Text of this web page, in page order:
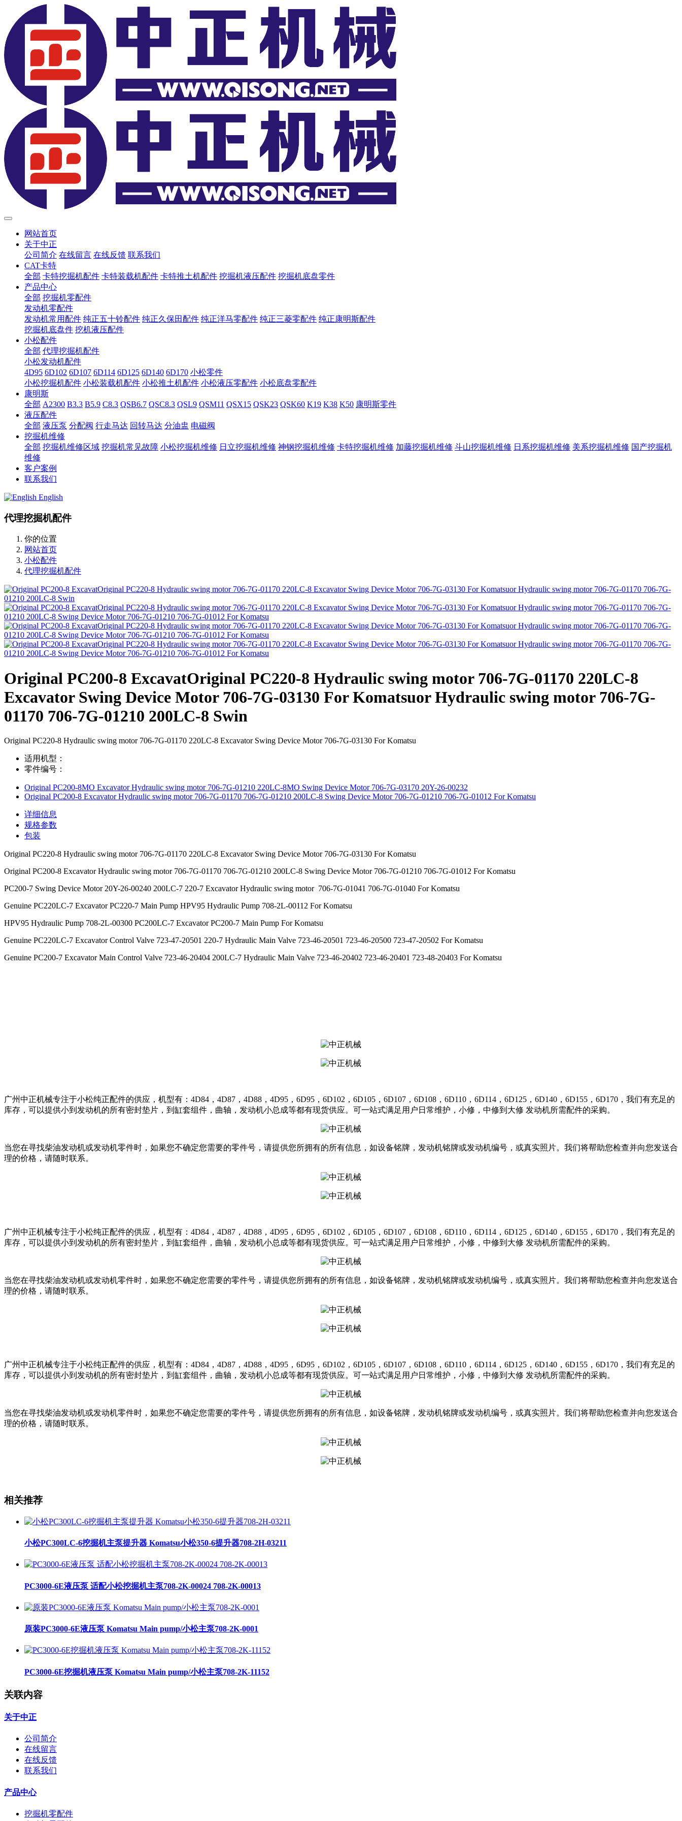
网站首页
关于中正
公司简介 在线留言 在线反馈 联系我们
CAT卡特
全部 卡特挖掘机配件 卡特装载机配件 卡特推土机配件 挖掘机液压配件 挖掘机底盘零件
产品中心
全部 挖掘机零配件
发动机零配件
发动机常用配件 纯正五十铃配件 纯正久保田配件 纯正洋马零配件 纯正三菱零配件 纯正康明斯配件
挖掘机底盘件 挖机液压配件
小松配件
全部 代理挖掘机配件
小松发动机配件
4D95 6D102 6D107 6D114 6D125 6D140 6D170 小松零件
小松挖掘机配件 小松装载机配件 小松推土机配件 小松液压零配件 小松底盘零配件
康明斯
全部 A2300 B3.3 B5.9 C8.3 QSB6.7 QSC8.3 QSL9 QSM11 QSX15 QSK23 QSK60 K19 K38 K50 康明斯零件
液压配件
全部 液压泵 分配阀 行走马达 回转马达 分油盅 电磁阀
挖掘机维修
全部 挖掘机维修区域 挖掘机常见故障 小松挖掘机维修 日立挖掘机维修 神钢挖掘机维修 卡特挖掘机维修 加藤挖掘机维修 斗山挖掘机维修 日系挖掘机维修 美系挖掘机维修 国产挖掘机
维修
客户案例
联系我们
English
代理挖掘机配件
你的位置
网站首页
小松配件
代理挖掘机配件
Original PC200-8 ExcavatOriginal PC220-8 Hydraulic swing motor 706-7G-01170 220LC-8
Excavator Swing Device Motor 706-7G-03130 For Komatsuor Hydraulic swing motor 706-7G-
01170 706-7G-01210 200LC-8 Swin
Original PC220-8 Hydraulic swing motor 706-7G-01170 220LC-8 Excavator Swing Device Motor 706-7G-03130 For Komatsu
适用机型：
零件编号：
Original PC200-8MO Excavator Hydraulic swing motor 706-7G-01210 220LC-8MO Swing Device Motor 706-7G-03170 20Y-26-00232
Original PC200-8 Excavator Hydraulic swing motor 706-7G-01170 706-7G-01210 200LC-8 Swing Device Motor 706-7G-01210 706-7G-01012 For Komatsu
详细信息
规格参数
包装
Original PC220-8 Hydraulic swing motor 706-7G-01170 220LC-8 Excavator Swing Device Motor 706-7G-03130 For Komatsu
Original PC200-8 Excavator Hydraulic swing motor 706-7G-01170 706-7G-01210 200LC-8 Swing Device Motor 706-7G-01210 706-7G-01012 For Komatsu
PC200-7 Swing Device Motor 20Y-26-00240 200LC-7 220-7 Excavator Hydraulic swing motor 706-7G-01041 706-7G-01040 For Komatsu
Genuine PC220LC-7 Excavator PC220-7 Main Pump HPV95 Hydraulic Pump 708-2L-00112 For Komatsu
HPV95 Hydraulic Pump 708-2L-00300 PC200LC-7 Excavator PC200-7 Main Pump For Komatsu
Genuine PC220LC-7 Excavator Control Valve 723-47-20501 220-7 Hydraulic Main Valve 723-46-20501 723-46-20500 723-47-20502 For Komatsu
Genuine PC200-7 Excavator Main Control Valve 723-46-20404 200LC-7 Hydraulic Main Valve 723-46-20402 723-46-20401 723-48-20403 For Komatsu
广州中正机械专注于小松纯正配件的供应，机型有：4D84，4D87，4D88，4D95，6D95，6D102，6D105，6D107，6D108，6D110，6D114，6D125，6D140，6D155，6D170，我们有充足的
库存，可以提供小到发动机的所有密封垫片，到缸套组件，曲轴，发动机小总成等都有现货供应。可一站式满足用户日常维护，小修，中修到大修 发动机所需配件的采购。
当您在寻找柴油发动机或发动机零件时，如果您不确定您需要的零件号，请提供您所拥有的所有信息，如设备铭牌，发动机铭牌或发动机编号，或真实照片。我们将帮助您检查并向您发送合
理的价格，请随时联系。
广州中正机械专注于小松纯正配件的供应，机型有：4D84，4D87，4D88，4D95，6D95，6D102，6D105，6D107，6D108，6D110，6D114，6D125，6D140，6D155，6D170，我们有充足的
库存，可以提供小到发动机的所有密封垫片，到缸套组件，曲轴，发动机小总成等都有现货供应。可一站式满足用户日常维护，小修，中修到大修 发动机所需配件的采购。
当您在寻找柴油发动机或发动机零件时，如果您不确定您需要的零件号，请提供您所拥有的所有信息，如设备铭牌，发动机铭牌或发动机编号，或真实照片。我们将帮助您检查并向您发送合
理的价格，请随时联系。
广州中正机械专注于小松纯正配件的供应，机型有：4D84，4D87，4D88，4D95，6D95，6D102，6D105，6D107，6D108，6D110，6D114，6D125，6D140，6D155，6D170，我们有充足的
库存，可以提供小到发动机的所有密封垫片，到缸套组件，曲轴，发动机小总成等都有现货供应。可一站式满足用户日常维护，小修，中修到大修 发动机所需配件的采购。
当您在寻找柴油发动机或发动机零件时，如果您不确定您需要的零件号，请提供您所拥有的所有信息，如设备铭牌，发动机铭牌或发动机编号，或真实照片。我们将帮助您检查并向您发送合
理的价格，请随时联系。
相关推荐
小松PC300LC-6挖掘机主泵提升器 Komatsu小松350-6提升器708-2H-03211
PC3000-6E液压泵 适配小松挖掘机主泵708-2K-00024 708-2K-00013
原装PC3000-6E液压泵 Komatsu Main pump/小松主泵708-2K-0001
PC3000-6E挖掘机液压泵 Komatsu Main pump/小松主泵708-2K-11152
关联内容
关于中正
公司简介
在线留言
在线反馈
联系我们
产品中心
挖掘机零配件